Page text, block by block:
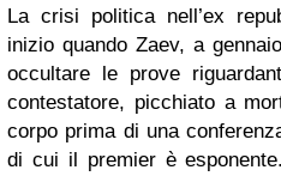
La crisi politica nell’ex
inizio quando Zaev, a
occultare le prove
contestatore, picchiato a
corpo prima di una
di cui il premier è